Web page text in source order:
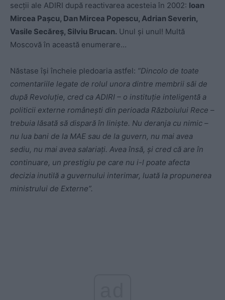
secții ale ADIRI după reactivarea acesteia în 2002: Ioan
Mircea Pașcu, Dan Mircea Popescu, Adrian Severin,
Vasile Secăreș, Silviu Brucan. Unul și unul! Multă
Moscovă în această enumerare…
Năstase își încheie pledoaria astfel: ”Dincolo de toate
comentariile legate de rolul unora dintre membrii săi de
după Revoluție, cred ca ADIRI – o instituție inteligentă a
politicii externe românești din perioada Războiului Rece –
trebuia lăsată să dispară în liniște. Nu deranja cu nimic –
nu lua bani de la MAE sau de la guvern, nu mai avea
sediu, nu mai avea salariați. Avea însă, și cred că are în
continuare, un prestigiu pe care nu i-l poate afecta
decizia inutilă a guvernului interimar, luată la propunerea
ministrului de Externe”.